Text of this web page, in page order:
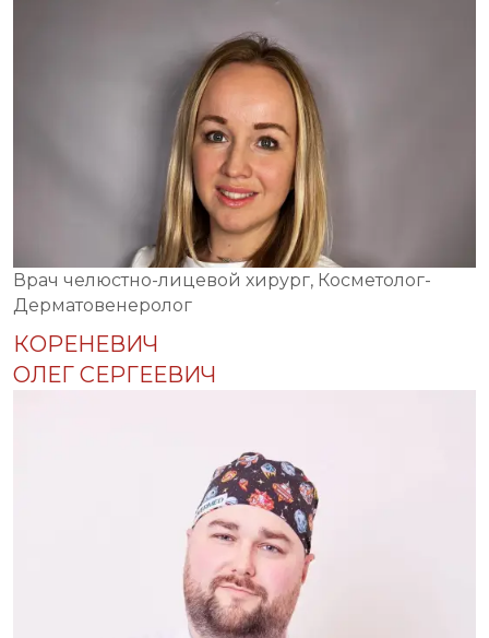
Врач челюстно-лицевой хирург, Косметолог-
Дерматовенеролог
КОРЕНЕВИЧ
ОЛЕГ СЕРГЕЕВИЧ